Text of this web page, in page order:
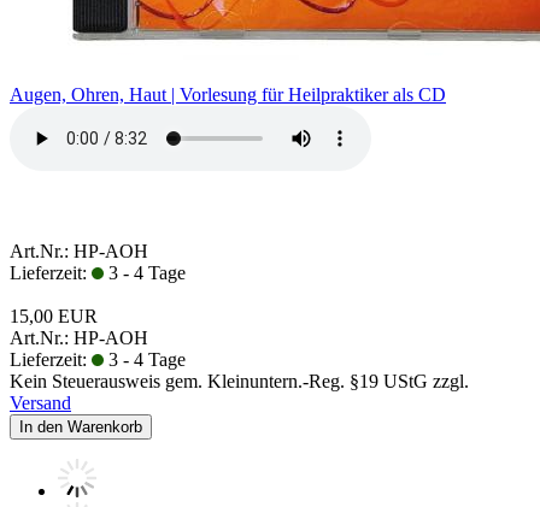
Augen, Ohren, Haut | Vorlesung für Heilpraktiker als CD
Art.Nr.: HP-AOH
Lieferzeit:
3 - 4 Tage
15,00 EUR
Art.Nr.: HP-AOH
Lieferzeit:
3 - 4 Tage
Kein Steuerausweis gem. Kleinuntern.-Reg. §19 UStG zzgl.
Versand
In den Warenkorb